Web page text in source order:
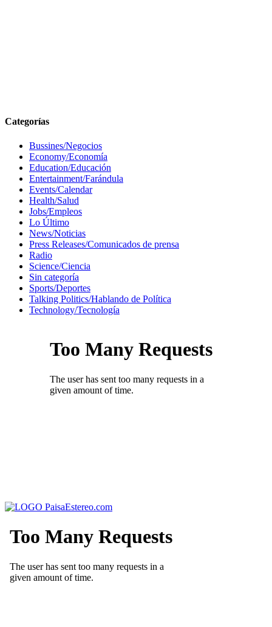
Categorías
Bussines/Negocios
Economy/Economía
Education/Educación
Entertainment/Farándula
Events/Calendar
Health/Salud
Jobs/Empleos
Lo Último
News/Noticias
Press Releases/Comunicados de prensa
Radio
Science/Ciencia
Sin categoría
Sports/Deportes
Talking Politics/Hablando de Política
Technology/Tecnología